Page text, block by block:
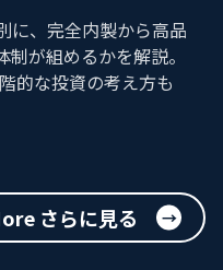
に、完全内製から高品
が組めるかを解説。
的な投資の考え方も
さらに見る